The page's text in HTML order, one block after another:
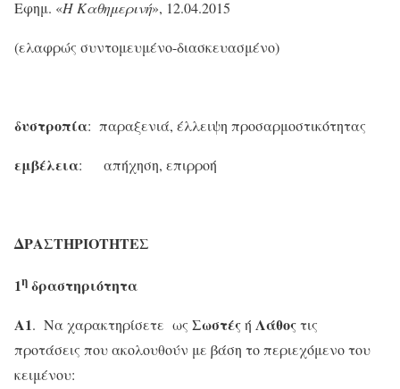
Εφημ. «Η Καθημερινή», 12.04.2015
(ελαφρώς συντομευμένο-διασκευασμένο)
δυστροπία: παραξενιά, έλλειψη προσαρμοστικότητας
εμβέλεια: απήχηση, επιρροή
ΔΡΑΣΤΗΡΙΟΤΗΤΕΣ
1η δραστηριότητα
Α1. Να χαρακτηρίσετε ως Σωστέςή Λάθοςτις
προτάσεις που ακολουθούν με βάση το περιεχόμενο του
κειμένου: